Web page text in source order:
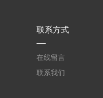
联系方式
在线留言
联系我们